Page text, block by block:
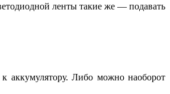
ленты такие же — подавать
аккумулятору. Либо можно наоборот